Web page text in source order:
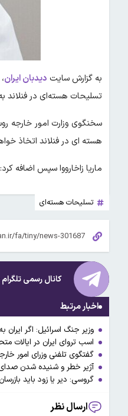
به گزارش سایت دیدبان ایران
تسلیحات هسته‌ای در فنلاند
سخنگوی وزارت امور خارجه
هسته‌ ای در فنلاند اتخاذ
ماریا زاخارووا سپس
تسلیحات هسته‌ای
کانال رسمی
اخبار مرتبط
وزیر جنگ اسرائیل: اگر
اسب تروای ایران در ایالات
گفتگوی تلفنی وزرای امور
آژیر خطر و شنیده شدن صدای
گروسی: دیر یا زود باید
ارسال نظر